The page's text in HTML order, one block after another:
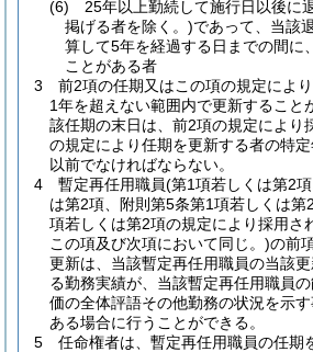
(6)
25年以上勤続して施行日以後に
掲げる者を除く。)であって、当該
算して5年を経過する日までの間に
ことがある者
3
前2項の任期又はこの項の規定によ
1年を超えない範囲内で更新すること
該任期の末日は、前2項の規定により
の規定により任期を更新する者の特
以前でなければならない。
4
暫定再任用職員(第1項若しくは第2
は第2項、附則第5条第1項若しくは第
項若しくは第2項の規定により採用さ
この項及び次項において同じ。)の前
更新は、当該暫定再任用職員の当該
る勤務実績が、当該暫定再任用職員
価の全体評語その他勤務の状況を示
ある場合に行うことができる。
5
任命権者は、暫定再任用職員の任期